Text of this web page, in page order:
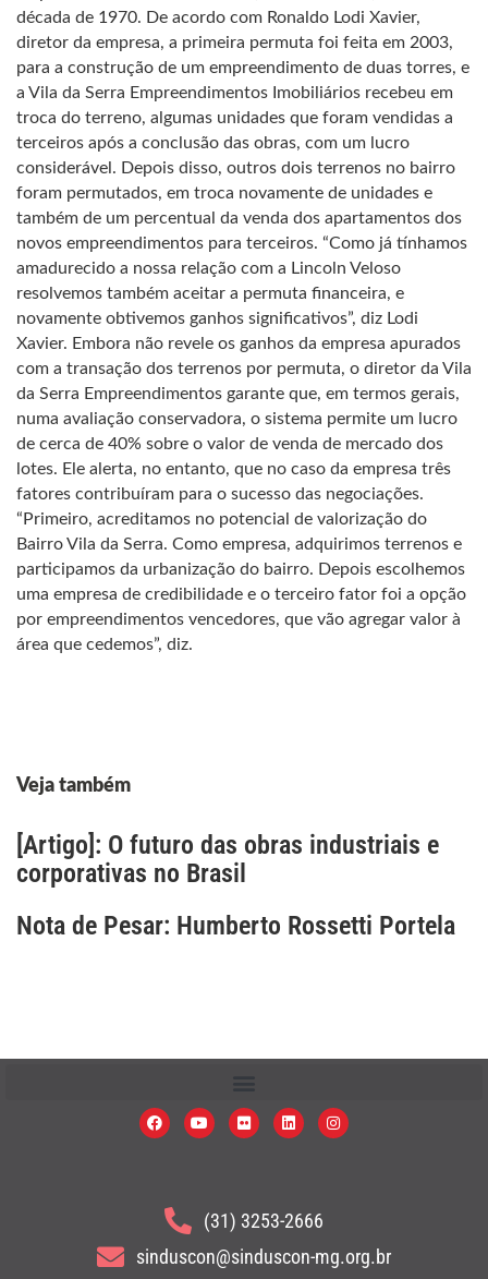
Veja também
[Artigo]: O futuro das obras industriais e
corporativas no Brasil
Nota de Pesar: Humberto Rossetti Portela
(31) 3253-2666
sinduscon@sinduscon-mg.org.br